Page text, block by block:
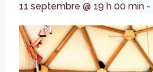
11 septembre @ 19 h 00 min -